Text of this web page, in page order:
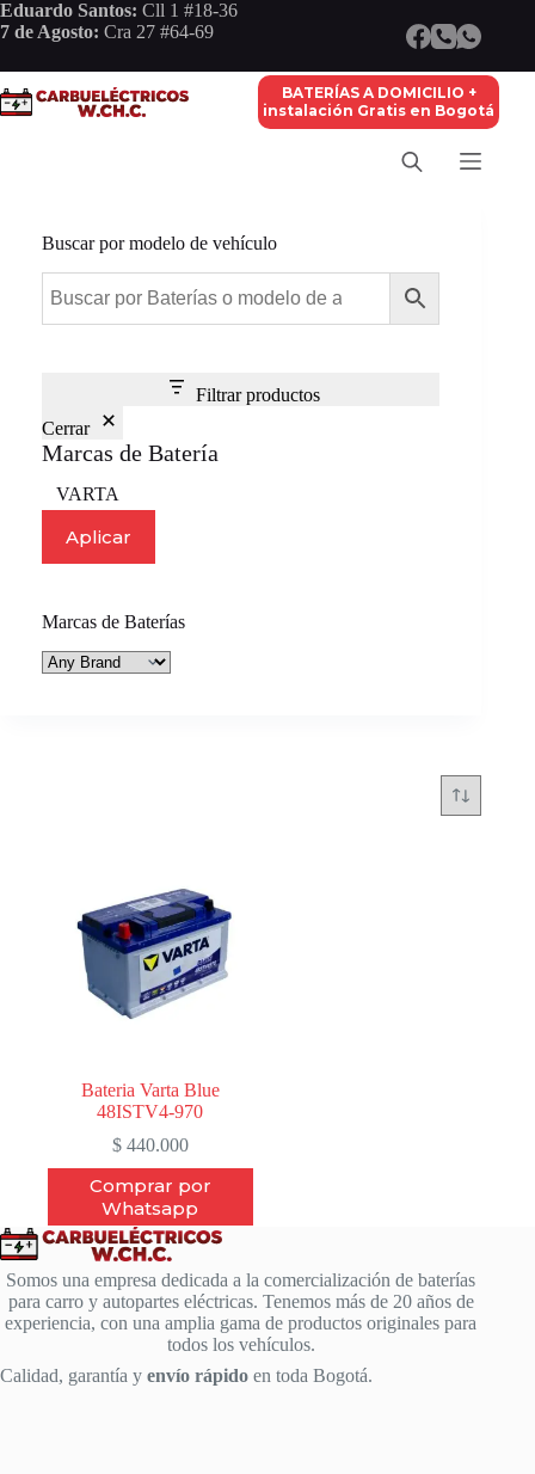
Saltar
al
Eduardo Santos: Cll 1 #18-36
7 de Agosto: Cra 27 #64-69
BATERÍAS A DOMICILIO +
instalación Gratis en Bogotá
Bateria Varta Blue
48ISTV4-970
$440.000
Comprar por
Whatsapp
Buscar por modelo de vehículo
Filtrar productos
Cerrar
Marcas de Batería
Marca
VARTA
Aplicar
Marcas de Baterías
Somos una empresa dedicada a la comercialización de baterías
para carro y autopartes eléctricas. Tenemos más de 20 años de
experiencia, con una amplia gama de productos originales para
todos los vehículos.
Calidad, garantía y envío rápido en toda Bogotá.